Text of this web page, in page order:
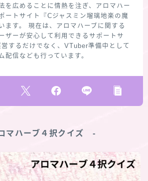
を広めることに情熱を注ぎ、アロマハー
ートサイト『Cジャスミン瑠璃地楽の魔
ます。 現在は、アロマハーブに関する
ザーが安心して利用できるサポートサ
するだけでなく、VTuber準備中として
配信なども行っています。
マハーブ４択クイズ ‐